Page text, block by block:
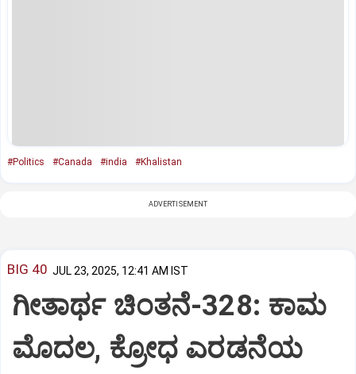
#Politics #Canada #india #Khalistan
ADVERTISEMENT
BIG 40 JUL 23, 2025, 12:41 AM IST
ಗೀತಾರ್ಥ ಚಿಂತನೆ-328: ಕಾಮ
ಮೊದಲ, ಕ್ರೋಧ ಎರಡನೆಯ